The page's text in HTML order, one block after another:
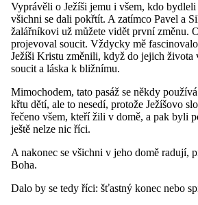
Vyprávěli o Ježíši jemu i všem, kdo
všichni se dali pokřtít. A zatímco Pavel a
žalářníkovi už můžete vidět první změnu.
projevoval soucit. Vždycky mě
Ježíši Kristu změnili, když do jejich života
soucit a láska k bližnímu.
Mimochodem, tato pasáž se někdy
křtu dětí, ale to nesedí, protože Ježíšovo
řečeno všem, kteří žili v domě, a pak byli
ještě nelze nic říci.
A nakonec se všichni v jeho domě radují,
Boha.
Dalo by se tedy říci: šťastný konec nebo